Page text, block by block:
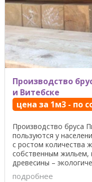
Производство
и Витебске
цена за 1м3 - по
Производство бруса
пользуются у
с ростом количества
собственным жильем,
древесины –
стоимости ...
подробнее